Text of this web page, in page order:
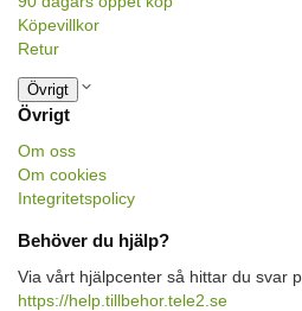
Köpevillkor
Retur
Övrigt
Övrigt
Om oss
Om cookies
Integritetspolicy
Behöver du hjälp?
Via vårt hjälpcenter så hittar du svar
https://help.tillbehor.tele2.se